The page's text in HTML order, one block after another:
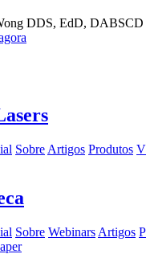
DDS, EdD, DABSCD
Sobre Artigos Produtos
Sobre Webinars Artigos